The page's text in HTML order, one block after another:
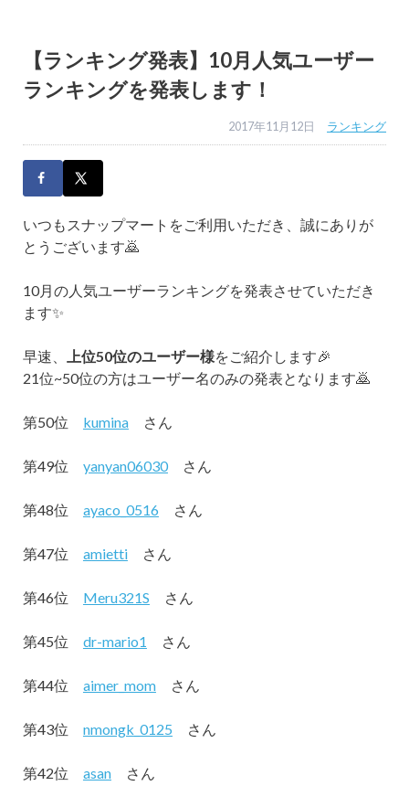
【ランキング発表】10月人気ユーザー
ランキングを発表します！
2017年11月12日 ランキング
いつもスナップマートをご利用いただき、誠にありが
とうございます🙇
10月の人気ユーザーランキングを発表させていただき
ます✨
早速、 上位50位のユーザー様をご紹介します🎉
21位~50位の方はユーザー名のみの発表となります🙇
第50位 kuminaさん
第49位 yanyan06030さん
第48位 ayaco_0516 さん
第47位 amiettiさん
第46位 Meru321S さん
第45位 dr-mario1 さん
第44位 aimer_momさん
第43位 nmongk_0125 さん
第42位 asanさん